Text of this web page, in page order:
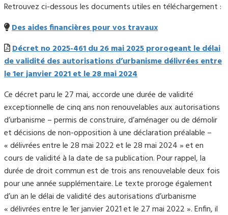
Retrouvez ci-dessous les documents utiles en téléchargement :
Des aides financières pour vos travaux
Décret no 2025-461 du 26 mai 2025 prorogeant le délai
de validité des autorisations d’urbanisme délivrées entre
le 1er janvier 2021 et le 28 mai 2024
Ce décret paru le 27 mai, accorde une durée de validité
exceptionnelle de cinq ans non renouvelables aux autorisations
d’urbanisme – permis de construire, d’aménager ou de démolir
et décisions de non-opposition à une déclaration préalable –
« délivrées entre le 28 mai 2022 et le 28 mai 2024 » et en
cours de validité à la date de sa publication. Pour rappel, la
durée de droit commun est de trois ans renouvelable deux fois
pour une année supplémentaire. Le texte proroge également
d’un an le délai de validité des autorisations d’urbanisme
« délivrées entre le 1er janvier 2021 et le 27 mai 2022 ». Enfin, il